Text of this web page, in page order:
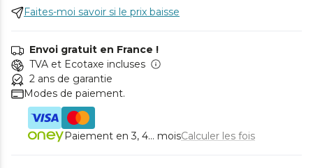
Faites-moi savoir si le prix baisse
Envoi gratuit en France !
TVA et Ecotaxe incluses
2 ans de garantie
Modes de paiement.
Paiement en 3, 4... moisCalculer les fois